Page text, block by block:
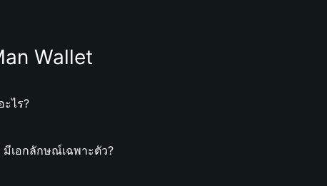
Wallet
ะไร?
มีเอกลักษณ์เฉพาะตัว?